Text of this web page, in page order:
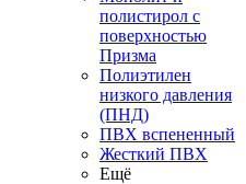
полистирол с
поверхностью
Призма
Полиэтилен
низкого давления
(ПНД)
ПВХ вспененный
Жесткий ПВХ
Ещё